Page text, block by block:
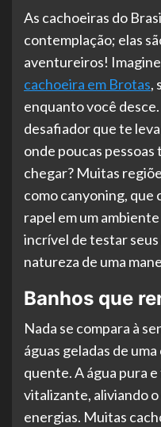
As cachoeiras do
contemplação; elas
aventureiros!
cachoeira em Brotas,
enquanto você
desafiador que te
onde poucas pessoas
chegar? Muitas
como canyoning, que
rapel em um
incrível de testar
natureza de uma
Banhos que
Nada se compara à
águas geladas de
quente. A água pura
vitalizante, aliviando
energias. Muitas